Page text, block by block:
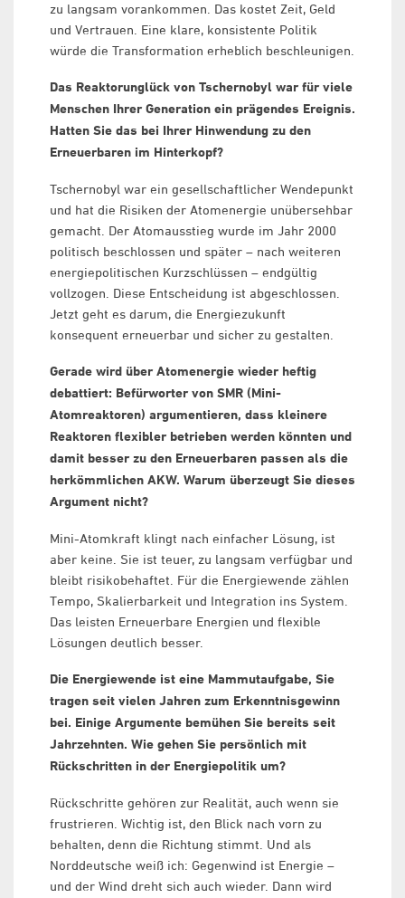
zu langsam vorankommen. Das kostet Zeit, Geld
und Vertrauen. Eine klare, konsistente Politik
würde die Transformation erheblich beschleunigen.
Das Reaktorunglück von Tschernobyl war für viele
Menschen Ihrer Generation ein prägendes Ereignis.
Hatten Sie das bei Ihrer Hinwendung zu den
Erneuerbaren im Hinterkopf?
Tschernobyl war ein gesellschaftlicher Wendepunkt
und hat die Risiken der Atomenergie unübersehbar
gemacht. Der Atomausstieg wurde im Jahr 2000
politisch beschlossen und später – nach weiteren
energiepolitischen Kurzschlüssen – endgültig
vollzogen. Diese Entscheidung ist abgeschlossen.
Jetzt geht es darum, die Energiezukunft
konsequent erneuerbar und sicher zu gestalten.
Gerade wird über Atomenergie wieder heftig
debattiert: Befürworter von SMR (Mini-
Atomreaktoren) argumentieren, dass kleinere
Reaktoren flexibler betrieben werden könnten und
damit besser zu den Erneuerbaren passen als die
herkömmlichen AKW. Warum überzeugt Sie dieses
Argument nicht?
Mini-Atomkraft klingt nach einfacher Lösung, ist
aber keine. Sie ist teuer, zu langsam verfügbar und
bleibt risikobehaftet. Für die Energiewende zählen
Tempo, Skalierbarkeit und Integration ins System.
Das leisten Erneuerbare Energien und flexible
Lösungen deutlich besser.
Die Energiewende ist eine Mammutaufgabe, Sie
tragen seit vielen Jahren zum Erkenntnisgewinn
bei. Einige Argumente bemühen Sie bereits seit
Jahrzehnten. Wie gehen Sie persönlich mit
Rückschritten in der Energiepolitik um?
Rückschritte gehören zur Realität, auch wenn sie
frustrieren. Wichtig ist, den Blick nach vorn zu
behalten, denn die Richtung stimmt. Und als
Norddeutsche weiß ich: Gegenwind ist Energie –
und der Wind dreht sich auch wieder. Dann wird